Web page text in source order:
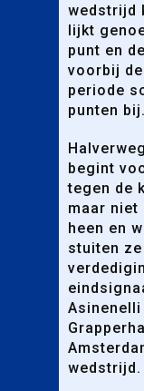
wedstrijd
lijkt
punt en
voorbij
periode
punten bij.
begint
tegen de
maar niet
heen en
stuiten
wedstrijd.